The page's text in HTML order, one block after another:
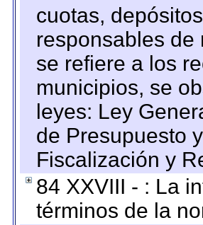
cuotas,
responsables de
se refiere a los
municipios, se
leyes: Ley
de Presupuesto
Fiscalización y
84 XXVIII - : La
términos de la